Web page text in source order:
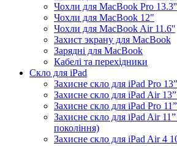
Чохли для MacBook Pro
Чохли для MacBook 12"
Чохли для MacBook Air 11.6''
Захист экрану для MacBook
Зарядні для MacBook
Кабелі та перехідники
Скло для iPad
Захисне скло для iPad Pro
Захисне скло для iPad Air
Захисне скло для iPad Pro
Захисне скло для iPad Air
покоління)
Захисне скло для iPad Air 4